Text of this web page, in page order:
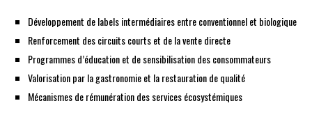
Développement de labels intermédiaires entre conventionnel et biologique
Renforcement des circuits courts et de la vente directe
Programmes d’éducation et de sensibilisation des consommateurs
Valorisation par la gastronomie et la restauration de qualité
Mécanismes de rémunération des services écosystémiques